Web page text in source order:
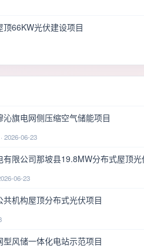
66KW光伏建设项目
旗电网侧压缩空气储能项目
2026-06-23
限公司那坡县19.8MW分布式屋顶
06-23
机构屋顶分布式光伏项目
风储一体化电站示范项目